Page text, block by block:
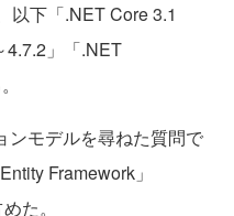
以下「.NET Core 3.1
4.7.2」「.NET
モデルを尋ねた質問で
Framework」
た。